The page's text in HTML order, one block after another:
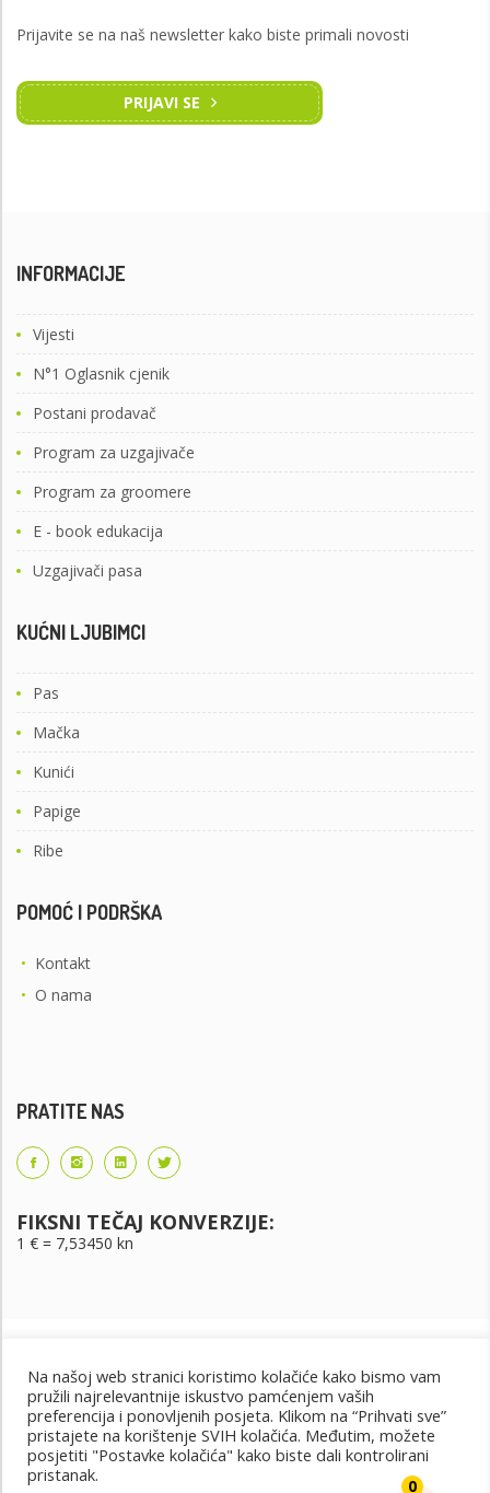
0
Prijavite se na naš newsletter kako biste primali novosti
PRIJAVI SE
INFORMACIJE
Vijesti
N°1 Oglasnik cjenik
Postani prodavač
Program za uzgajivače
Program za groomere
E - book edukacija
Uzgajivači pasa
KUĆNI LJUBIMCI
Pas
Mačka
Kunići
Papige
Ribe
POMOĆ I PODRŠKA
• Kontakt
• O nama
PRATITE NAS
FIKSNI TEČAJ KONVERZIJE:
1 € = 7,53450 kn
Uvjeti korištenja Uvjeti kupnje
Cjenik oglašavanja
@2022 - Design by: PET PORTAL
Na našoj web stranici koristimo kolačiće kako bismo vam
pružili najrelevantnije iskustvo pamćenjem vaših
preferencija i ponovljenih posjeta. Klikom na “Prihvati sve”
pristajete na korištenje SVIH kolačića. Međutim, možete
posjetiti "Postavke kolačića" kako biste dali kontrolirani
pristanak.